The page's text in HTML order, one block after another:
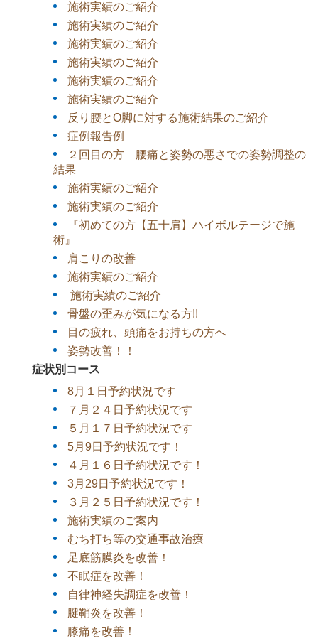
施術実績のご紹介
施術実績のご紹介
施術実績のご紹介
施術実績のご紹介
施術実績のご紹介
施術実績のご紹介
反り腰とO脚に対する施術結果のご紹介
症例報告例
２回目の方 腰痛と姿勢の悪さでの姿勢調整の
結果
施術実績のご紹介
施術実績のご紹介
『初めての方【五十肩】ハイボルテージで施
術』
肩こりの改善
施術実績のご紹介
施術実績のご紹介
骨盤の歪みが気になる方!!
目の疲れ、頭痛をお持ちの方へ
姿勢改善！！
症状別コース
8月１日予約状況です
７月２４日予約状況です
５月１７日予約状況です
5月9日予約状況です！
４月１６日予約状況です！
3月29日予約状況です！
３月２５日予約状況です！
施術実績のご案内
むち打ち等の交通事故治療
足底筋膜炎を改善！
不眠症を改善！
自律神経失調症を改善！
腱鞘炎を改善！
膝痛を改善！